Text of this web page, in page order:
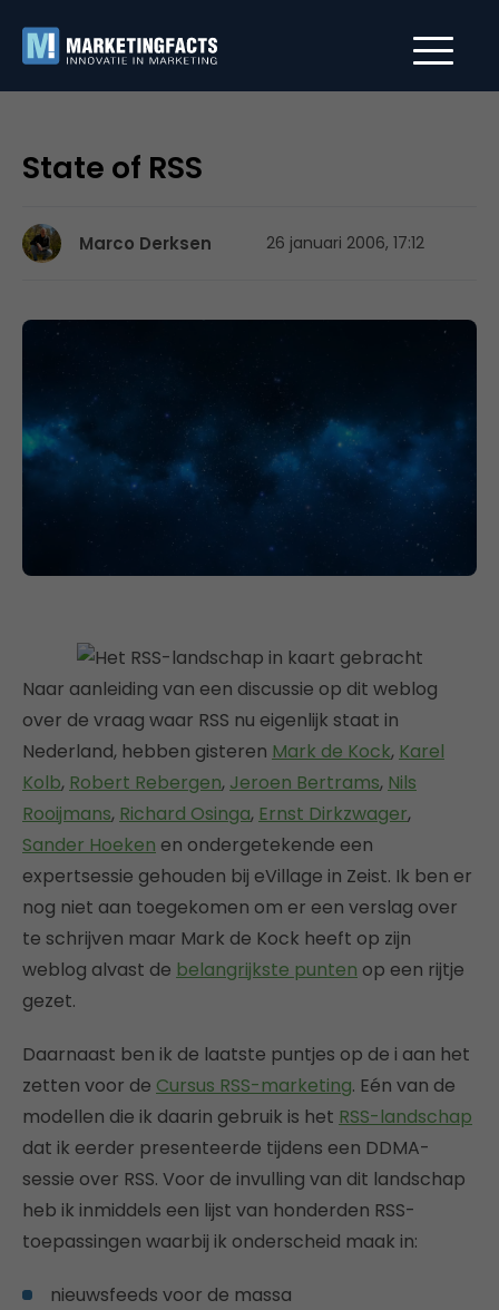
State of RSS
Marco Derksen 26 januari 2006, 17:12
Naar aanleiding van een discussie op dit weblog
over de vraag waar RSS nu eigenlijk staat in
Nederland, hebben gisteren Mark de Kock, Karel
Kolb, Robert Rebergen, Jeroen Bertrams, Nils
Rooijmans, Richard Osinga, Ernst Dirkzwager,
Sander Hoeken en ondergetekende een
expertsessie gehouden bij eVillage in Zeist. Ik ben er
nog niet aan toegekomen om er een verslag over
te schrijven maar Mark de Kock heeft op zijn
weblog alvast de belangrijkste punten op een rijtje
gezet.
Daarnaast ben ik de laatste puntjes op de i aan het
zetten voor de Cursus RSS-marketing. Eén van de
modellen die ik daarin gebruik is het RSS-landschap
dat ik eerder presenteerde tijdens een DDMA-
sessie over RSS. Voor de invulling van dit landschap
heb ik inmiddels een lijst van honderden RSS-
toepassingen waarbij ik onderscheid maak in:
nieuwsfeeds voor de massa